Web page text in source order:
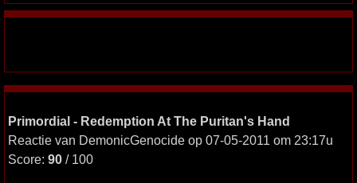
Primordial - Redemption At The Puritan's Hand
Reactie van DemonicGenocide op 07-05-2011 om 23:17u
Score: 90 / 100